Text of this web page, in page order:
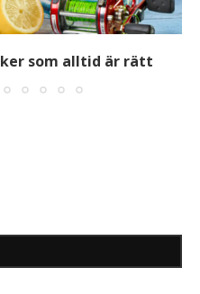
som alltid är rätt